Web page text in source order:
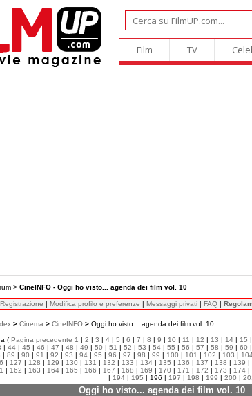
Film TV
> CineINFO - Oggi ho visto... agenda dei film vol. 10
Registrazione | Modifica profilo e preferenze | Messaggi privati | FAQ |
> Cinema > CineINFO > Oggi ho visto... agenda dei film vol. 10
( Pagina precedente 1 | 2 | 3 | 4 | 5 | 6 | 7 | 8 | 9 | 10 | 11 | 12 | 13 | 14 | 15 |
| 44 | 45 | 46 | 47 | 48 | 49 | 50 | 51 | 52 | 53 | 54 | 55 | 56 | 57 | 58 | 59 | 60 |
| 89 | 90 | 91 | 92 | 93 | 94 | 95 | 96 | 97 | 98 | 99 | 100 | 101 | 102 | 103 |
| 127 | 128 | 129 | 130 | 131 | 132 | 133 | 134 | 135 | 136 | 137 | 138 | 139 |
| 162 | 163 | 164 | 165 | 166 | 167 | 168 | 169 | 170 | 171 | 172 | 173 | 174 |
| 194 | 195 | 196 | 197 | 198 | 199 | 200 |
Oggi ho visto... agenda dei film vol. 10